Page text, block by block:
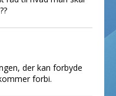
der kan forbyde
forbi.